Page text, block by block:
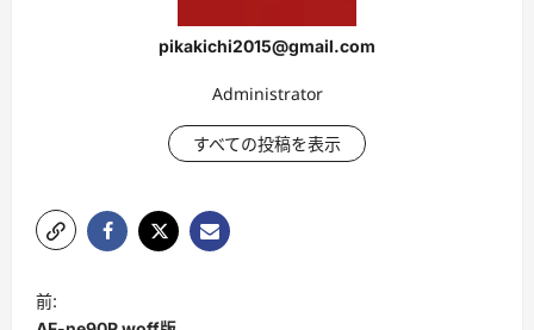
pikakichi2015@gmail.com
Administrator
すべての投稿を表示
投
稿
前: